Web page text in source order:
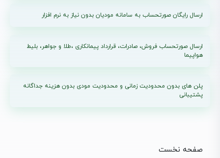
ارسال رایگان صورتحساب به سامانه مودیان بدون نیاز به نرم افزار
ارسال صورتحساب فروش، صادرات، قرارداد پیمانکاری ،طلا و جواهر، بلیط
هواپیما
پلن های بدون محدودیت زمانی و محدودیت مودی بدون هزینه جداگانه
پشتیبانی
صفحه نخست